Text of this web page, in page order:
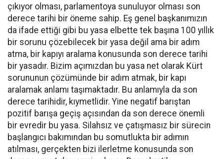
çıkıyor olması, parlamentoya sunuluyor olması son
derece tarihi bir öneme sahip. Eş genel başkanımızın
da ifade ettiği gibi bu yasa elbette tek başına 100 yıllık
bir sorunu çözebilecek bir yasa değil ama bir adım
atma, bir kapıyı aralama konusunda son derece tarihi
bir yasadır. Bizim açımızdan bu yasa net olarak Kürt
sorununun çözümünde bir adım atmak, bir kapı
aralamak anlamı taşımaktadır. Bu anlamıyla da son
derece tarihidir, kıymetlidir. Yine negatif barıştan
pozitif barışa geçiş açısından da son derece önemli
bir evredir bu yasa. Silahsız ve çatışmasız bir sürecin
başlangıcı bakımından bu somutlukta bir adımın
atılması, gerçekten bizi ilerletme konusunda son